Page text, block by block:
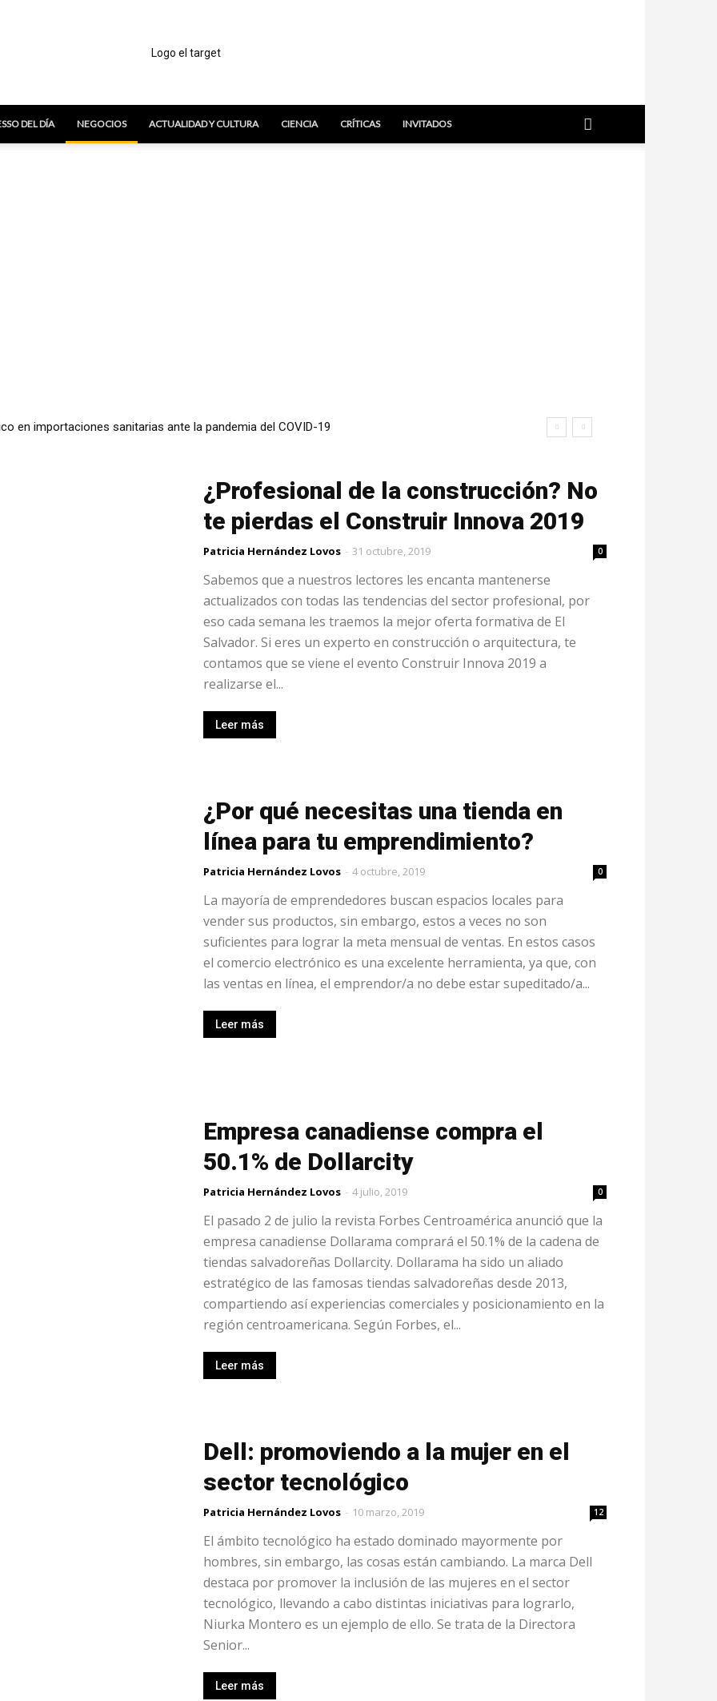
DEL DÍA NEGOCIOS ACTUALIDAD Y CULTURA CIENCIA CRÍTICAS INVITADOS
en importaciones sanitarias ante la pandemia del COVID-19
¿Profesional de la construcción? No
te pierdas el Construir Innova 2019
Patricia Hernández Lovos - 31 octubre, 2019 0
Sabemos que a nuestros lectores les encanta mantenerse
actualizados con todas las tendencias del sector profesional, por
eso cada semana les traemos la mejor oferta formativa de El
Salvador. Si eres un experto en construcción o arquitectura, te
contamos que se viene el evento Construir Innova 2019 a
realizarse el...
Leer más
¿Por qué necesitas una tienda en
línea para tu emprendimiento?
Patricia Hernández Lovos - 4 octubre, 2019 0
La mayoría de emprendedores buscan espacios locales para
vender sus productos, sin embargo, estos a veces no son
suficientes para lograr la meta mensual de ventas. En estos casos
el comercio electrónico es una excelente herramienta, ya que, con
las ventas en línea, el emprendor/a no debe estar supeditado/a...
Leer más
Empresa canadiense compra el
50.1% de Dollarcity
Patricia Hernández Lovos - 4 julio, 2019 0
El pasado 2 de julio la revista Forbes Centroamérica anunció que la
empresa canadiense Dollarama comprará el 50.1% de la cadena de
tiendas salvadoreñas Dollarcity. Dollarama ha sido un aliado
estratégico de las famosas tiendas salvadoreñas desde 2013,
compartiendo así experiencias comerciales y posicionamiento en la
región centroamericana. Según Forbes, el...
Leer más
Dell: promoviendo a la mujer en el
sector tecnológico
Patricia Hernández Lovos - 10 marzo, 2019 12
El ámbito tecnológico ha estado dominado mayormente por
hombres, sin embargo, las cosas están cambiando. La marca Dell
destaca por promover la inclusión de las mujeres en el sector
tecnológico, llevando a cabo distintas iniciativas para lograrlo,
Niurka Montero es un ejemplo de ello. Se trata de la Directora
Senior...
Leer más